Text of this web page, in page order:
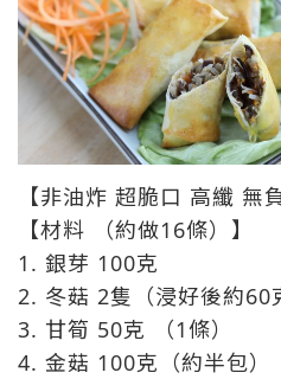
【非油炸 超脆口 高纖 無
【材料 （約做16條）】
1. 銀芽 100克
2. 冬菇 2隻（浸好後約60
3. 甘筍 50克 （1條）
4. 金菇 100克（約半包）